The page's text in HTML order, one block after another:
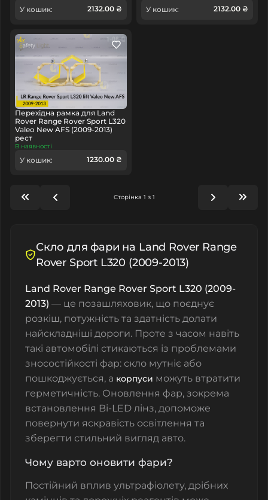
У кошик: 2132.00 ₴ У кошик: 2132.00 ₴
Перехідна рамка для Land
Rover Range Rover Sport L320
Valeo New AFS (2009-2013)
рест
В наявності
У кошик: 1230.00 ₴
Сторінка 1 з 1
Скло для фари на Land Rover Range
Rover Sport L320 (2009-2013)
Land Rover Range Rover Sport L320 (2009-
2013) — це позашляховик, що поєднує
розкіш, потужність та здатність долати
найскладніші дороги. Проте з часом навіть
такі автомобілі стикаються із проблемами
зносостійкості фар: скло мутніє або
пошкоджується, а корпуси можуть втратити
герметичність. Оновлення фар, зокрема
встановлення Bi-LED лінз, допоможе
повернути яскравість освітлення та
зберегти стильний вигляд авто.
Чому варто оновити фари?
Постійний вплив ультрафіолету, дрібних